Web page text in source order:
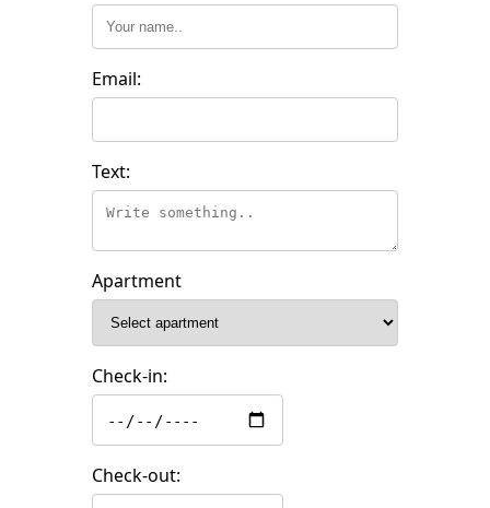
Email:
Text:
Apartment
Check-in:
Check-out: